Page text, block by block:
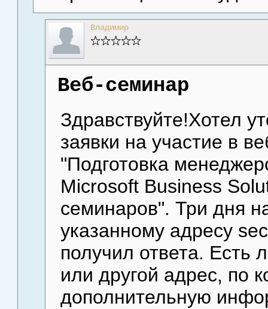
Владимир
Веб-семинар
Здравствуйте!Хотел
заявки на участие в
"Подготовка
Microsoft Business
семинаров". Три дня
указанному адресу
получил ответа. Есть
или другой адрес, по
дополнительную